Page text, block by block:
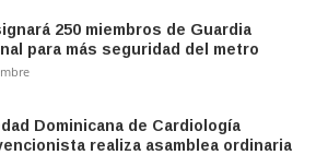
250 miembros de Guardia
para más seguridad del metro
Dominicana de Cardiología
realiza asamblea ordinaria